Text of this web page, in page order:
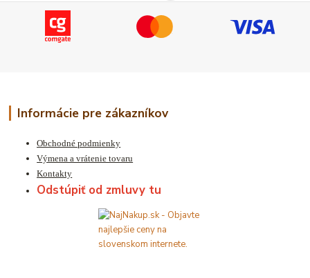
Informácie pre zákazníkov
Obchodné podmienky
Výmena a vrátenie tovaru
Kontakty
Odstúpiť od zmluvy tu